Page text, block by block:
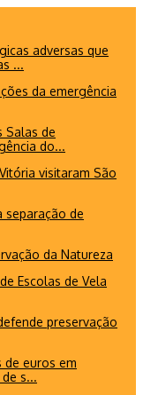
adversas que
...
da emergência
Salas de
do...
visitaram São
separação de
da Natureza
Escolas de Vela
preservação
de euros em
s...